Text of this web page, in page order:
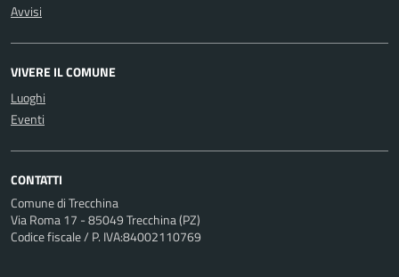
Avvisi
VIVERE IL COMUNE
Luoghi
Eventi
CONTATTI
Comune di Trecchina
Via Roma 17 - 85049 Trecchina (PZ)
Codice fiscale / P. IVA:84002110769